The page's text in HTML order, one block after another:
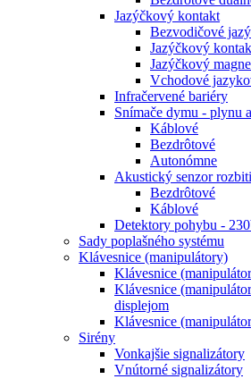
Jazýčkový kontakt
Bezvodičové
Jazýčkový
Jazýčkový
Vchodové
Infračervené bariéry
Snímače dymu - plynu
Káblové
Bezdrôtové
Autonómne
Akustický senzor
Bezdrôtové
Káblové
Detektory pohybu -
Sady poplašného systému
Klávesnice (manipulátory)
Klávesnice
Klávesnice
displejom
Klávesnice
Sirény
Vonkajšie signalizátory
Vnútorné signalizátory